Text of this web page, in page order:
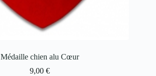
Médaille chien alu Cœur
9,00€